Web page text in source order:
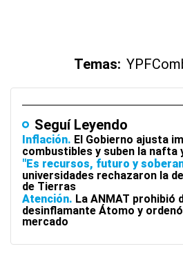
Temas: YPF
Seguí Leyendo
Inflación El Gobierno ajusta
combustibles y suben la nafta
"Es recursos, futuro y
universidades rechazaron la
de Tierras
Atención La ANMAT prohibió
desinflamante Átomo y
mercado